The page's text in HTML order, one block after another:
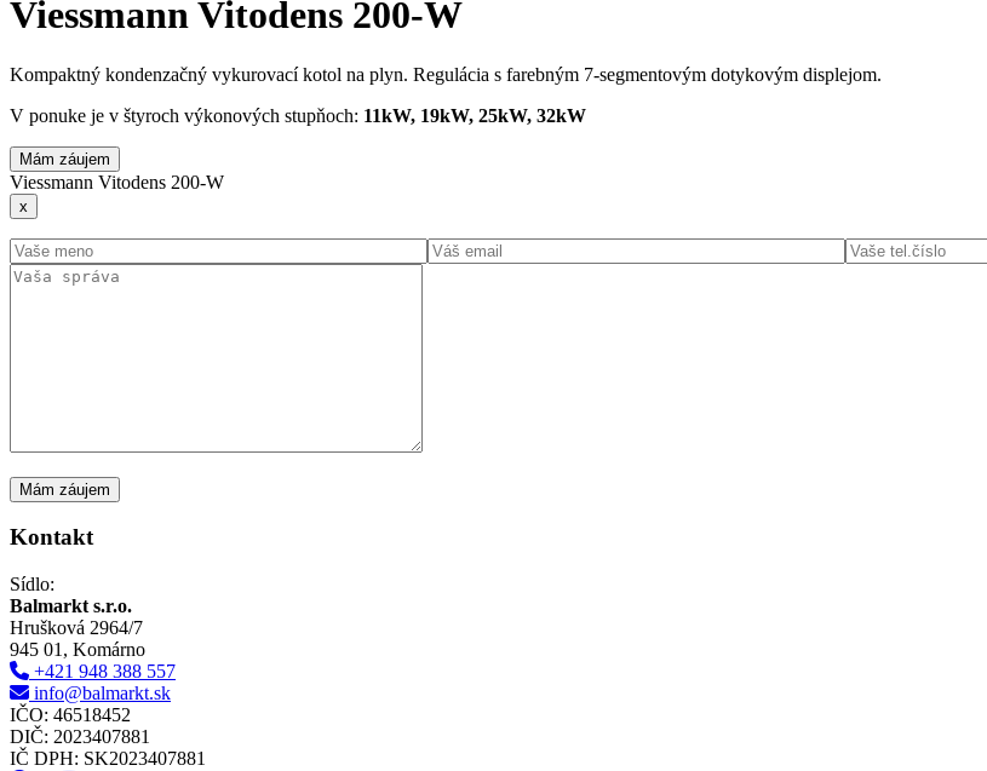
Viessmann Vitodens 200-W
Kompaktný kondenzačný vykurovací kotol na plyn. Regulácia s farebným 7-segmentovým dotykovým displejom.
V ponuke je v štyroch výkonových stupňoch: 11kW, 19kW, 25kW, 32kW
Mám záujem
Viessmann Vitodens 200-W
x
Kontakt
Sídlo:
Balmarkt s.r.o.
Hrušková 2964/7
945 01, Komárno
+421 948 388 557
info@balmarkt.sk
IČO: 46518452
DIČ: 2023407881
IČ DPH: SK2023407881